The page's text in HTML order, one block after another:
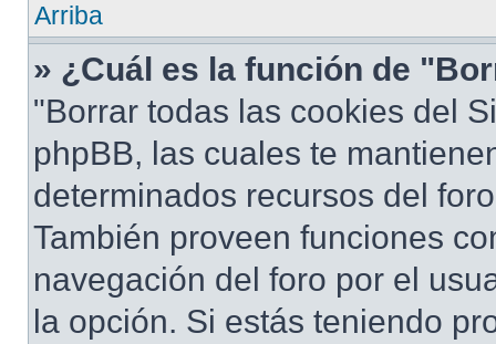
Arriba
» ¿Cuál es la función de
"Borrar todas las cookies del
phpBB, las cuales te
determinados recursos del
También proveen funciones
navegación del foro por el
la opción. Si estás teniendo